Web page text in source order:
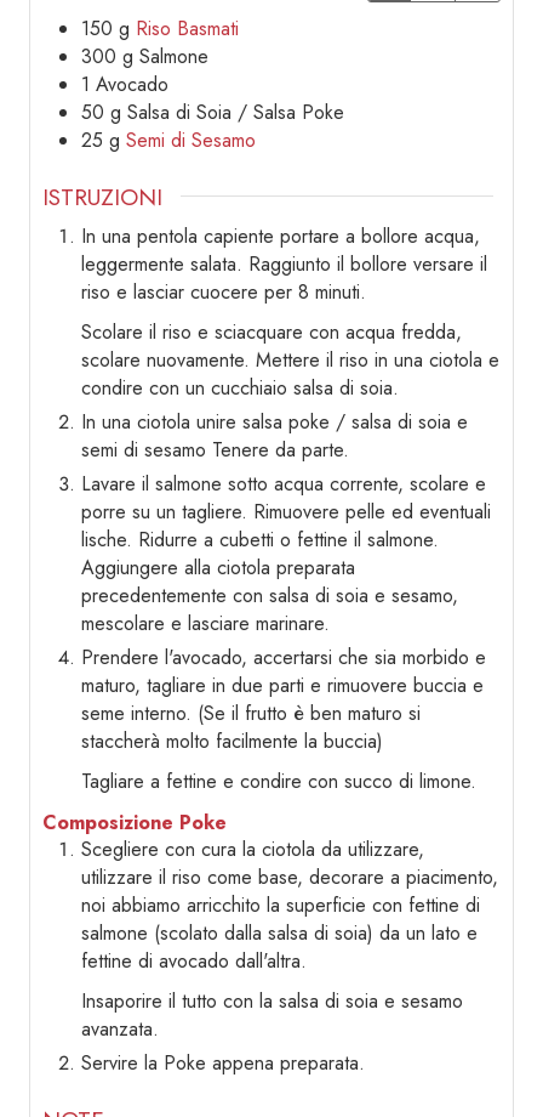
150 g Riso Basmati
300 g Salmone
1 Avocado
50 g Salsa di Soia / Salsa Poke
25 g Semi di Sesamo
ISTRUZIONI
In una pentola capiente portare a bollore acqua,
leggermente salata. Raggiunto il bollore versare il
riso e lasciar cuocere per 8 minuti.
Scolare il riso e sciacquare con acqua fredda,
scolare nuovamente. Mettere il riso in una ciotola e
condire con un cucchiaio salsa di soia.
In una ciotola unire salsa poke / salsa di soia e
semi di sesamo Tenere da parte.
Lavare il salmone sotto acqua corrente, scolare e
porre su un tagliere. Rimuovere pelle ed eventuali
lische. Ridurre a cubetti o fettine il salmone.
Aggiungere alla ciotola preparata
precedentemente con salsa di soia e sesamo,
mescolare e lasciare marinare.
Prendere l'avocado, accertarsi che sia morbido e
maturo, tagliare in due parti e rimuovere buccia e
seme interno. (Se il frutto è ben maturo si
staccherà molto facilmente la buccia)
Tagliare a fettine e condire con succo di limone.
Composizione Poke
Scegliere con cura la ciotola da utilizzare,
utilizzare il riso come base, decorare a piacimento,
noi abbiamo arricchito la superficie con fettine di
salmone (scolato dalla salsa di soia) da un lato e
fettine di avocado dall'altra.
Insaporire il tutto con la salsa di soia e sesamo
avanzata.
Servire la Poke appena preparata.